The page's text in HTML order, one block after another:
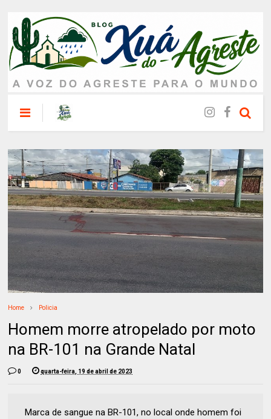
Home Policia
Homem morre atropelado por moto
na BR-101 na Grande Natal
0 quarta-feira, 19 de abril de 2023
Marca de sangue na BR-101, no local onde homem foi